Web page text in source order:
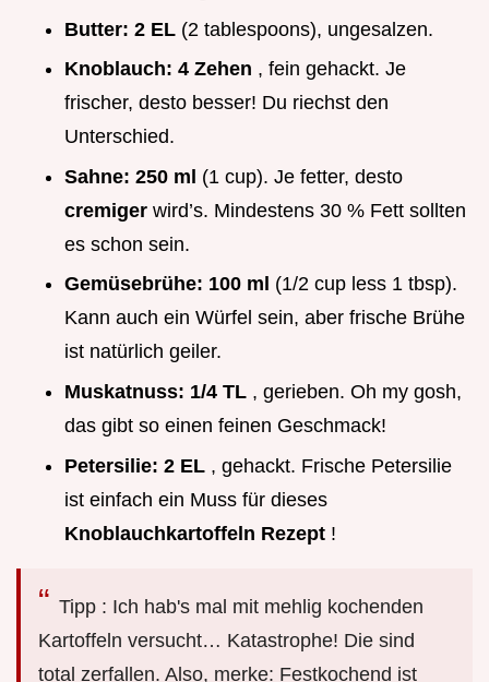
Butter: 2 EL (2 tablespoons), ungesalzen.
Knoblauch: 4 Zehen , fein gehackt. Je
frischer, desto besser! Du riechst den
Unterschied.
Sahne: 250 ml (1 cup). Je fetter, desto
cremiger wird’s. Mindestens 30 % Fett sollten
es schon sein.
Gemüsebrühe: 100 ml (1/2 cup less 1 tbsp).
Kann auch ein Würfel sein, aber frische Brühe
ist natürlich geiler.
Muskatnuss: 1/4 TL , gerieben. Oh my gosh,
das gibt so einen feinen Geschmack!
Petersilie: 2 EL , gehackt. Frische Petersilie
ist einfach ein Muss für dieses
Knoblauchkartoffeln Rezept !
Tipp : Ich hab's mal mit mehlig kochenden
Kartoffeln versucht… Katastrophe! Die sind
total zerfallen. Also, merke: Festkochend ist